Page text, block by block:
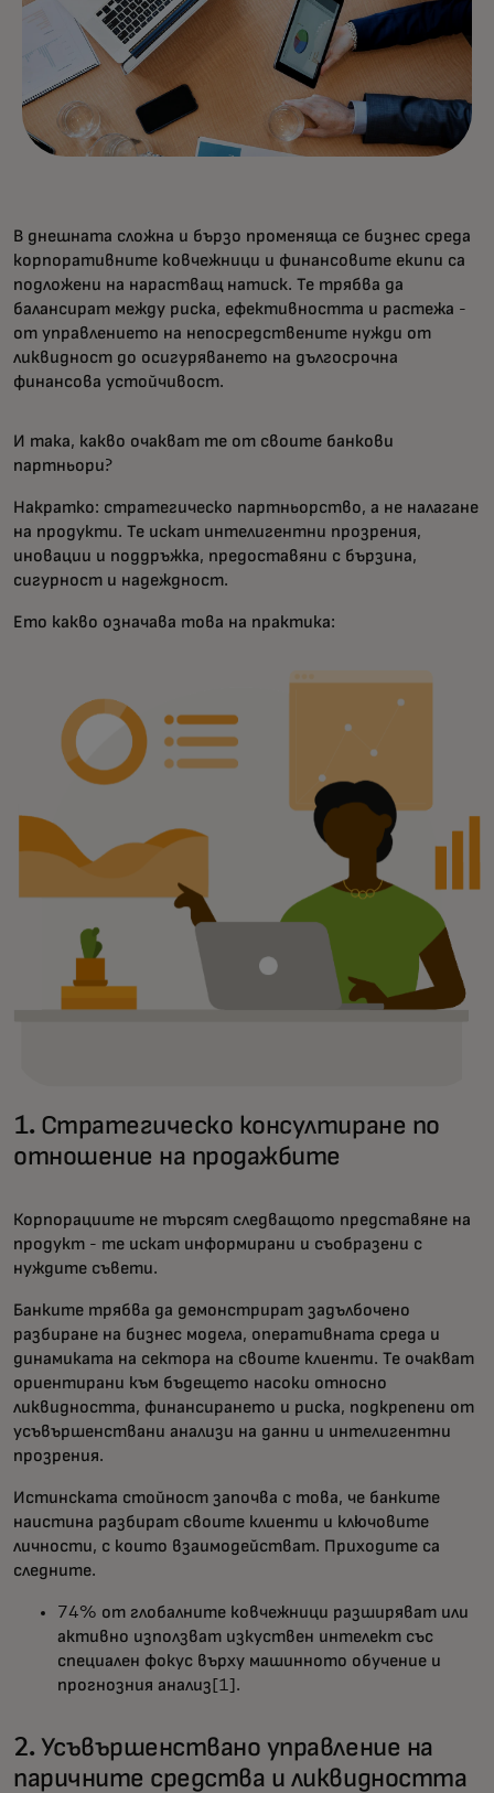
В днешната сложна и бързо променяща се бизнес среда
корпоративните ковчежници и финансовите екипи са
подложени на нарастващ натиск. Те трябва да
балансират между риска, ефективността и растежа -
от управлението на непосредствените нужди от
ликвидност до осигуряването на дългосрочна
финансова устойчивост.
И така, какво очакват те от своите банкови
партньори?
Накратко: стратегическо партньорство, а не налагане
на продукти. Те искат интелигентни прозрения,
иновации и поддръжка, предоставяни с бързина,
сигурност и надеждност.
Ето какво означава това на практика:
1. Стратегическо консултиране по
отношение на продажбите
Корпорациите не търсят следващото представяне на
продукт - те искат информирани и съобразени с
нуждите съвети.
Банките трябва да демонстрират задълбочено
разбиране на бизнес модела, оперативната среда и
динамиката на сектора на своите клиенти. Те очакват
ориентирани към бъдещето насоки относно
ликвидността, финансирането и риска, подкрепени от
усъвършенствани анализи на данни и интелигентни
прозрения.
Истинската стойност започва с това, че банките
наистина разбират своите клиенти и ключовите
личности, с които взаимодействат. Приходите са
следните.
74% от глобалните ковчежници разширяват или
активно използват изкуствен интелект със
специален фокус върху машинното обучение и
прогнозния анализ[1].
2. Усъвършенствано управление на
паричните средства и ликвидността